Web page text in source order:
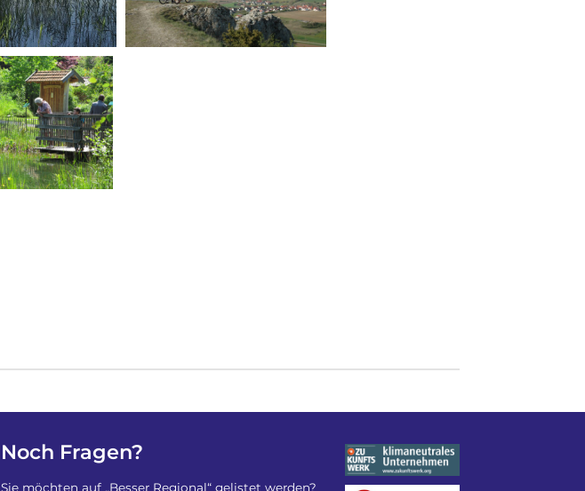
Noch Fragen?
Sie möchten auf „Besser Regional“ gelistet werden?